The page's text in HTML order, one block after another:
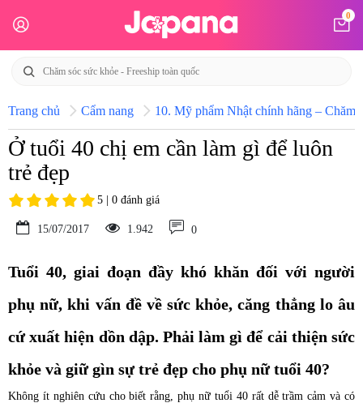
0
Trang chủ Cẩm nang 10. Mỹ phẩm Nhật chính hãng – Chăm
Ở tuổi 40 chị em cần làm gì để luôn
trẻ đẹp
5 | 0 đánh giá
15/07/2017 1.942 0
Tuổi 40, giai đoạn đầy khó khăn đối với người
phụ nữ, khi vấn đề về sức khỏe, căng thẳng lo âu
cứ xuất hiện dồn dập. Phải làm gì để cải thiện sức
khỏe và giữ gìn sự trẻ đẹp cho phụ nữ tuổi 40?
Không ít nghiên cứu cho biết rằng, phụ nữ tuổi 40 rất dễ trầm cảm và có